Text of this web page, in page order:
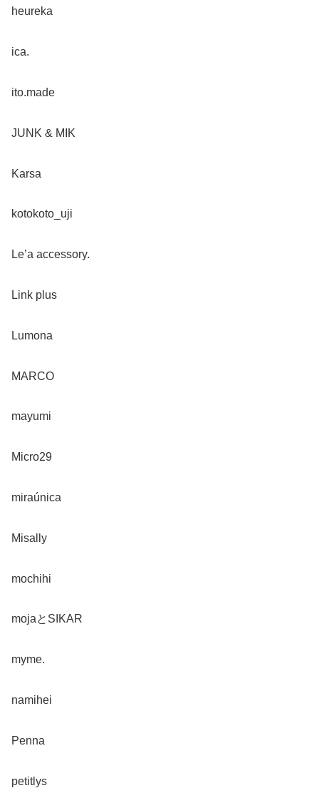
heureka
ica.
ito.made
JUNK & MIK
Karsa
kotokoto_uji
Le’a accessory.
Link plus
Lumona
MARCO
mayumi
Micro29
miraúnica
Misally
mochihi
mojaとSIKAR
myme.
namihei
Penna
petitlys